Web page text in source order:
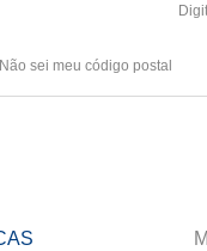
Não sei meu código postal